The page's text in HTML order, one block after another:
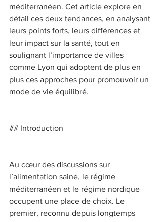
méditerranéen. Cet article explore en
détail ces deux tendances, en analysant
leurs points forts, leurs différences et
leur impact sur la santé, tout en
soulignant l’importance de villes
comme Lyon qui adoptent de plus en
plus ces approches pour promouvoir un
mode de vie équilibré.
## Introduction
Au cœur des discussions sur
l’alimentation saine, le régime
méditerranéen et le régime nordique
occupent une place de choix. Le
premier, reconnu depuis longtemps